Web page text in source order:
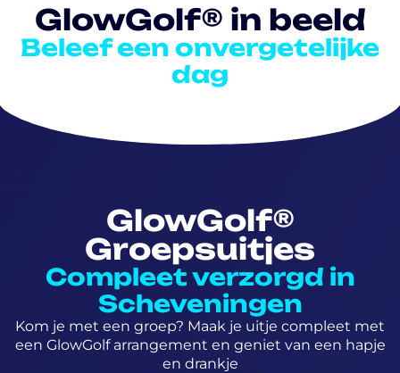
GlowGolf® in beeld
Beleef een onvergetelijke
dag
GlowGolf®
Groepsuitjes
Compleet verzorgd in
Scheveningen
Kom je met een groep? Maak je uitje compleet met
een GlowGolf arrangement en geniet van een hapje
en drankje